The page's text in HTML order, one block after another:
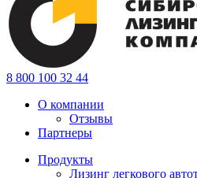
8 800 100 32 44
О компании
Отзывы
Партнеры
Продукты
Лизинг легкового